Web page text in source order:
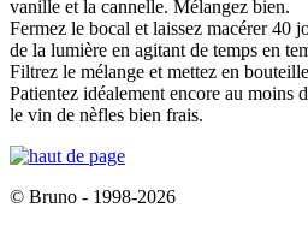
vanille et la cannelle. Mélangez bien.
Fermez le bocal et laissez macérer 40
de la lumière en agitant de temps en
Filtrez le mélange et mettez en
Patientez idéalement encore au moins
le vin de nèfles bien frais.
© Bruno - 1998-2026